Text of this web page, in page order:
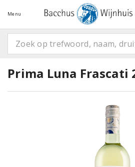
Menu
Prima Luna Frascati